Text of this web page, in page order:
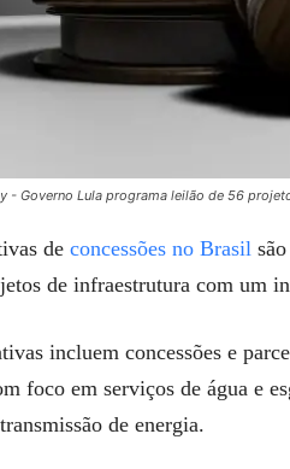
- Governo Lula programa leilão de 56
de concessões no Brasil
de infraestrutura com um
incluem concessões e
foco em serviços de água e
de energia.